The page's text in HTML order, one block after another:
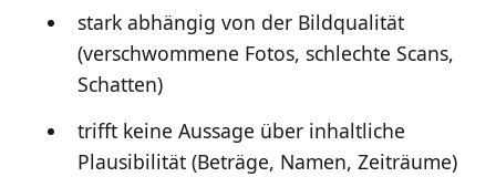
stark abhängig von der Bildqualität
(verschwommene Fotos, schlechte Scans,
Schatten)
trifft keine Aussage über inhaltliche
Plausibilität (Beträge, Namen, Zeiträume)